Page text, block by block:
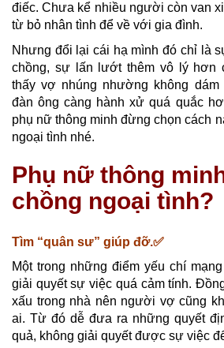
điếc. Chưa kể nhiều người còn van
từ bỏ nhân tình để về với gia đình.
Nhưng đổi lại cái hạ mình đó chỉ là
chồng, sự lấn lướt thêm vô lý hơn
thấy vợ nhúng nhường không
đàn ông càng hành xử quá quắc
phụ nữ thông minh đừng chọn cách
ngoại tình nhé.
Phụ nữ thông
chồng ngoại tình?
Tìm “quân sư” giúp đỡ.✅
Một trong những điểm yếu chí
giải quyết sự việc quá cảm tính.
xấu trong nhà nên người vợ cũng
ai. Từ đó dễ đưa ra những quyết
quả, không giải quyết được sự việc